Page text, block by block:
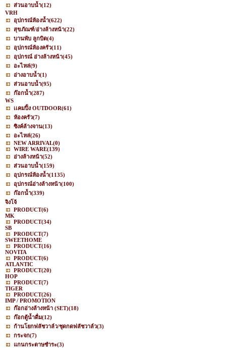
ส่วนอาบน้ำ(12)
VRH
อุปกรณ์ห้องน้ำ(622)
สุขภัณฑ์/อ่างล้างหน้า(22)
บานพับ ลูกบิด(4)
อุปกรณ์ห้องครัว(11)
อุปกรณ์ อ่างล้างหน้า(45)
อะไหล่(9)
อ่างอาบน้ำ(1)
ส่วนอาบน้ำ(95)
ก๊อกน้ำ(287)
WS
เเคมปิ้ง OUTDOOR(61)
ห้องครัว(7)
ซิงค์ล้างจาน(13)
อะไหล่(26)
NEW ARRIVAL(0)
WIRE WARE(139)
อ่างล้างหน้า(52)
ส่วนอาบน้ำ(159)
อุปกรณ์ห้องน้ำ(1135)
อุปกรณ์อ่างล้างหน้า(100)
ก๊อกน้ำ(339)
จิงโจ้
PRODUCT(6)
MK
PRODUCT(34)
SB
PRODUCT(7)
SWEETHOME
PRODUCT(16)
NOVITA
PRODUCT(6)
ATLANTIC
PRODUCT(20)
HOP
PRODUCT(7)
TIGER
PRODUCT(26)
IMP / PROMOTION
ก๊อกอ่างล้างหน้า (SET)(18)
ก๊อกตู้น้ำดื่ม(12)
ก้านโยกฟลัชวาล์ว/ชุดกดฟลัชวาล์ว(3)
กระจก(7)
แกนกระดาษชำระ(3)